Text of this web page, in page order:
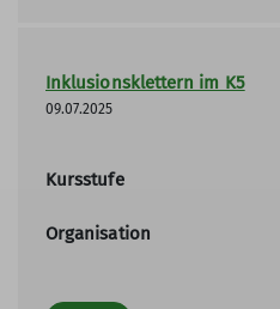
Inklusionsklettern im K5
09.07.2025
Kursstufe
Organisation